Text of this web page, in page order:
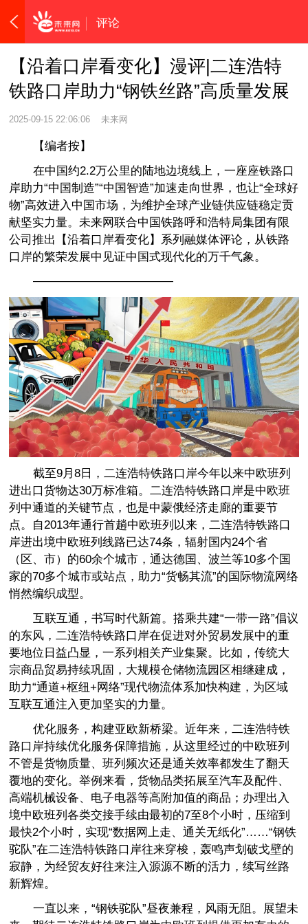
评论
【沿着口岸看变化】漫评|二连浩特
铁路口岸助力“钢铁丝路”高质量发展
2025-09-15 22:06:06 未来网
【编者按】
在中国约2.2万公里的陆地边境线上，一座座铁路口
岸助力“中国制造”“中国智造”加速走向世界，也让“全球好
物”高效进入中国市场，为维护全球产业链供应链稳定贡
献坚实力量。未来网联合中国铁路呼和浩特局集团有限
公司推出【沿着口岸看变化】系列融媒体评论，从铁路
口岸的繁荣发展中见证中国式现代化的万千气象。
————————————
截至9月8日，二连浩特铁路口岸今年以来中欧班列
进出口货物达30万标准箱。二连浩特铁路口岸是中欧班
列中通道的关键节点，也是中蒙俄经济走廊的重要节
点。自2013年通行首趟中欧班列以来，二连浩特铁路口
岸进出境中欧班列线路已达74条，辐射国内24个省
（区、市）的60余个城市，通达德国、波兰等10多个国
家的70多个城市或站点，助力“货畅其流”的国际物流网络
悄然编织成型。
互联互通，书写时代新篇。搭乘共建“一带一路”倡议
的东风，二连浩特铁路口岸在促进对外贸易发展中的重
要地位日益凸显，一系列相关产业集聚。比如，传统大
宗商品贸易持续巩固，大规模仓储物流园区相继建成，
助力“通道+枢纽+网络”现代物流体系加快构建，为区域
互联互通注入更加坚实的力量。
优化服务，构建亚欧新桥梁。近年来，二连浩特铁
路口岸持续优化服务保障措施，从这里经过的中欧班列
不管是货物质量、班列频次还是通关效率都发生了翻天
覆地的变化。举例来看，货物品类拓展至汽车及配件、
高端机械设备、电子电器等高附加值的商品；办理出入
境中欧班列各类交接手续由最初的7至8个小时，压缩到
最快2个小时，实现“数据网上走、通关无纸化”……“钢铁
驼队”在二连浩特铁路口岸往来穿梭，轰鸣声划破戈壁的
寂静，为经贸友好往来注入源源不断的活力，续写丝路
新辉煌。
一直以来，“钢铁驼队”昼夜兼程，风雨无阻。展望未